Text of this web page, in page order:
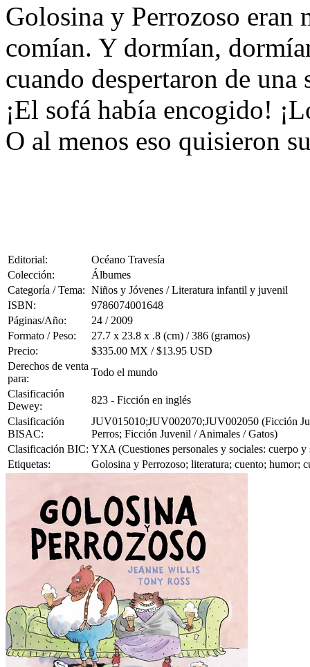
Golosina y Perrozoso
comían. Y dormían,
cuando despertaron de
¡El sofá había encogido!
O al menos eso quisieron
Editorial:
Océano Travesía
Colección:
Álbumes
Categoría / Tema: Niños y Jóvenes / Literatura infantil y juvenil
ISBN:
9786074001648
Páginas/Año:
24 / 2009
Formato / Peso:
27.7 x 23.8 x .8 (cm) / 386 (gramos)
Precio:
$335.00 MX / $13.95 USD
Derechos de venta
para:
Todo el mundo
Clasificación
Dewey:
823 - Ficción en inglés
Clasificación
BISAC:
JUV015010;JUV002070;JUV002050 (Ficción
Perros; Ficción Juvenil / Animales / Gatos)
Clasificación BIC: YXA (Cuestiones personales y sociales: cuerpo
Etiquetas:
Golosina y Perrozoso; literatura; cuento; humor;